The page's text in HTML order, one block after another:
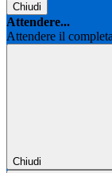
Chiudi
Attendere...
Attendere il
Chiudi